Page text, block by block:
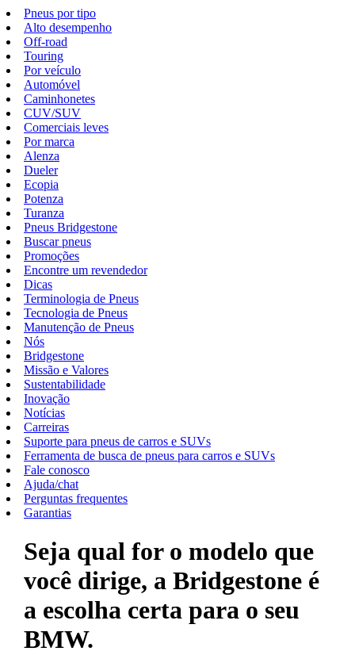
Pneus por tipo
Alto desempenho
Off-road
Touring
Por veículo
Automóvel
Caminhonetes
CUV/SUV
Comerciais leves
Por marca
Alenza
Dueler
Ecopia
Potenza
Turanza
Pneus Bridgestone
Buscar pneus
Promoções
Encontre um revendedor
Dicas
Terminologia de Pneus
Tecnologia de Pneus
Manutenção de Pneus
Nós
Bridgestone
Missão e Valores
Sustentabilidade
Inovação
Notícias
Carreiras
Suporte para pneus de carros e SUVs
Ferramenta de busca de pneus para carros e SUVs
Fale conosco
Ajuda/chat
Perguntas frequentes
Garantias
Seja qual for o modelo que
você dirige, a Bridgestone é
a escolha certa para o seu
BMW.